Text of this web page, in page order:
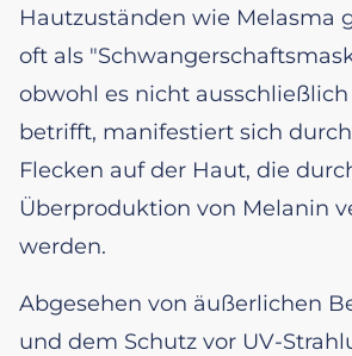
Hautzuständen wie Melasma
oft als
obwohl es nicht
betrifft, manifestiert sich
Flecken auf der Haut, die
Überproduktion von Melanin
werden.
Abgesehen von äußerlichen
und dem Schutz vor UV-